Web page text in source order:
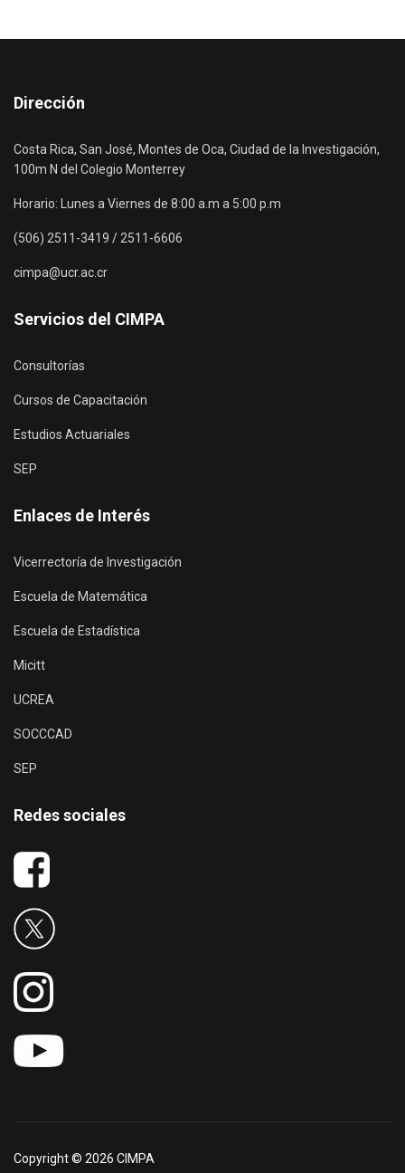
Dirección
Costa Rica, San José, Montes de Oca, Ciudad de la Investigación,
100m N del Colegio Monterrey
Horario: Lunes a Viernes de 8:00 a.m a 5:00 p.m
(506) 2511-3419 / 2511-6606
cimpa@ucr.ac.cr
Servicios del CIMPA
Consultorías
Cursos de Capacitación
Estudios Actuariales
SEP
Enlaces de Interés
Vicerrectoría de Investigación
Escuela de Matemática
Escuela de Estadística
Micitt
UCREA
SOCCCAD
SEP
Redes sociales
Copyright © 2026 CIMPA